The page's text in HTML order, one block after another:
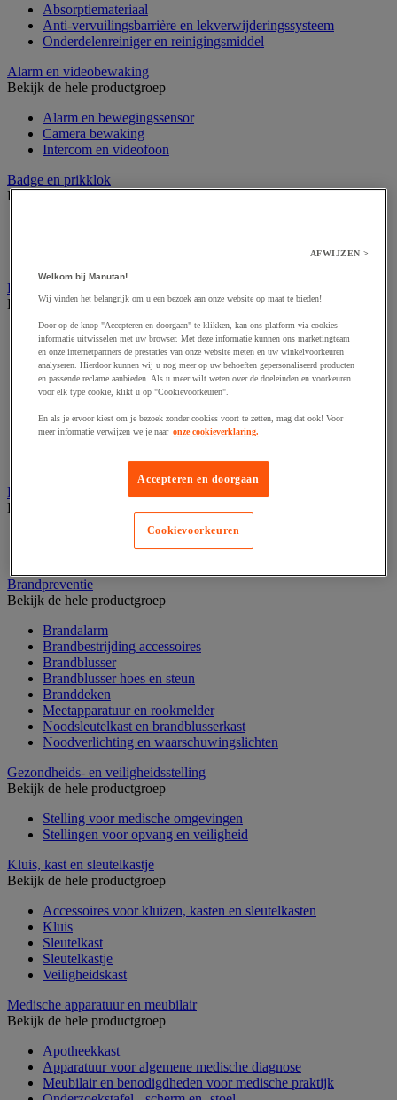
Absorptiemateriaal
Anti-vervuilingsbarrière en lekverwijderingssysteem
Onderdelenreiniger en reinigingsmiddel
Alarm en videobewaking
Bekijk de hele productgroep
Alarm en bewegingssensor
Camera bewaking
Intercom en videofoon
Badge en prikklok
Bekijk de hele productgroep
Barrière- en beschermingspaal
Bekijk de hele productgroep
Afzetpaal met band
Afzetpaal met bord
Afzetpaal met ketting
Afzetpaal met koord
Beschermende afscherming
Beschermende rolbeugel
Modulaire afscherming
Bescherming en demper
Bekijk de hele productgroep
Brandpreventie
Bekijk de hele productgroep
Brandalarm
Brandbestrijding accessoires
Brandblusser
Brandblusser hoes en steun
Branddeken
Meetapparatuur en rookmelder
Noodsleutelkast en brandblusserkast
Noodverlichting en waarschuwingslichten
Gezondheids- en veiligheidsstelling
Bekijk de hele productgroep
Stelling voor medische omgevingen
Stellingen voor opvang en veiligheid
Kluis, kast en sleutelkastje
Bekijk de hele productgroep
Accessoires voor kluizen, kasten en sleutelkasten
Kluis
Sleutelkast
Sleutelkastje
Veiligheidskast
Medische apparatuur en meubilair
Bekijk de hele productgroep
Apotheekkast
Apparatuur voor algemene medische diagnose
Meubilair en benodigdheden voor medische praktijk
AFWIJZEN >
Welkom bij Manutan!
Wij vinden het belangrijk om u een bezoek aan onze website op maat te bieden!
Door op de knop "Accepteren en doorgaan" te klikken, kan ons platform via cookies
informatie uitwisselen met uw browser. Met deze informatie kunnen ons marketingteam
en onze internetpartners de prestaties van onze website meten en uw winkelvoorkeuren
analyseren. Hierdoor kunnen wij u nog meer op uw behoeften gepersonaliseerd producten
en passende reclame aanbieden. Als u meer wilt weten over de doeleinden en voorkeuren
voor elk type cookie, klikt u op "Cookievoorkeuren".
En als je ervoor kiest om je bezoek zonder cookies voort te zetten, mag dat ook! Voor
meer informatie verwijzen we je naar onze cookieverklaring.
Accepteren en doorgaan
Cookievoorkeuren